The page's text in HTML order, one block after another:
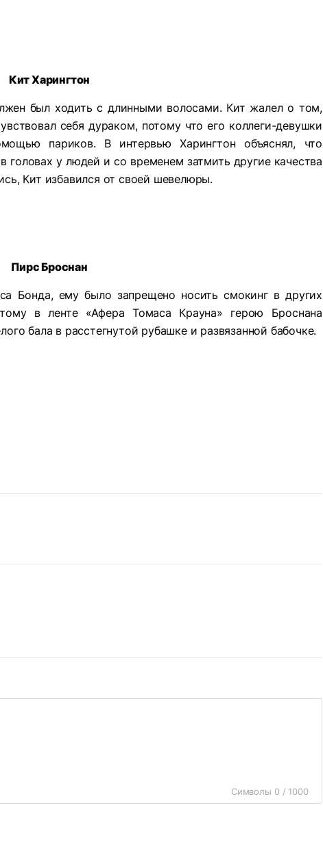
Кит Харингтон
был ходить с длинными волосами. Кит жалел о том,
себя дураком, потому что его коллеги-девушки
париков. В интервью Харингтон объяснял, что
головах у людей и со временем затмить другие качества
Кит избавился от своей шевелюры.
Пирс Броснан
Бонда, ему было запрещено носить смокинг в других
в ленте «Афера Томаса Крауна» герою Броснана
бала в расстегнутой рубашке и развязанной бабочке.
Символы 0 / 1000